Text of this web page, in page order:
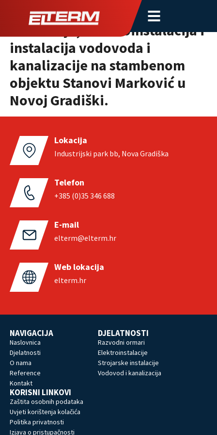
Izvođenje termo tehničkih
instalacija, elektroinstalacija i
instalacija vodovoda i
kanalizacije na stambenom
objektu Stanovi Marković u
Novoj Gradiški.
Lokacija
Industrijski park bb, Nova Gradiška
Telefon
+385 (0)35 346 688
E-mail
elterm@elterm.hr
Web lokacija
elterm.hr
NAVIGACIJA
Naslovnica
Djelatnosti
O nama
Reference
Kontakt
DJELATNOSTI
Razvodni ormari
Elektroinstalacije
Strojarske instalacije
Vodovod i kanalizacija
KORISNI LINKOVI
Zaštita osobnih podataka
Uvjeti korištenja kolačića
Politika privatnosti
Izjava o pristupačnosti